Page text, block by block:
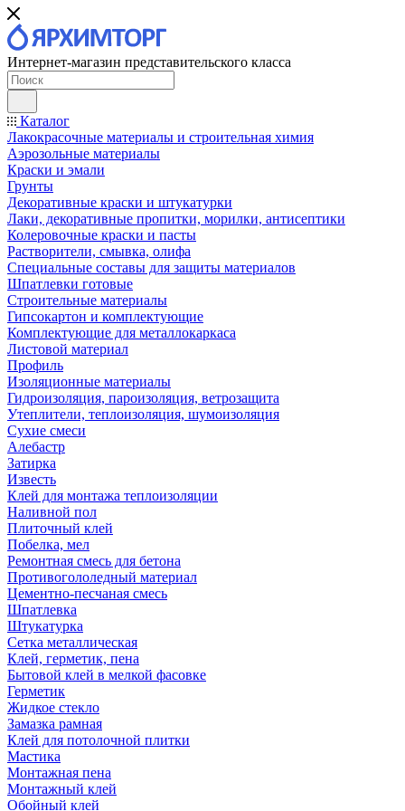
Интернет-магазин представительского класса
Каталог
Лакокрасочные материалы и строительная химия
Аэрозольные материалы
Краски и эмали
Грунты
Декоративные краски и штукатурки
Лаки, декоративные пропитки, морилки, антисептики
Колеровочные краски и пасты
Растворители, смывка, олифа
Специальные составы для защиты материалов
Шпатлевки готовые
Строительные материалы
Гипсокартон и комплектующие
Комплектующие для металлокаркаса
Листовой материал
Профиль
Изоляционные материалы
Гидроизоляция, пароизоляция, ветрозащита
Утеплители, теплоизоляция, шумоизоляция
Сухие смеси
Алебастр
Затирка
Известь
Клей для монтажа теплоизоляции
Наливной пол
Плиточный клей
Побелка, мел
Ремонтная смесь для бетона
Противогололедный материал
Цементно-песчаная смесь
Шпатлевка
Штукатурка
Сетка металлическая
Клей, герметик, пена
Бытовой клей в мелкой фасовке
Герметик
Жидкое стекло
Замазка рамная
Клей для потолочной плитки
Мастика
Монтажная пена
Монтажный клей
Обойный клей